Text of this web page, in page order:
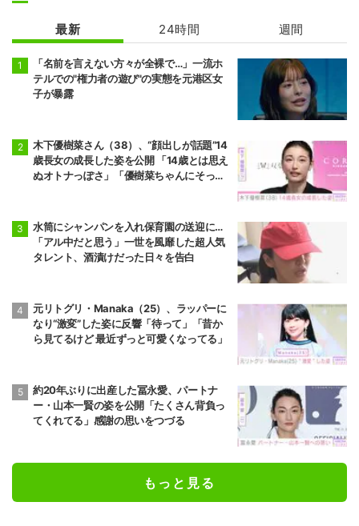
最新 24時間 週間
「名前を言えない方々が全裸で…」一流ホ
テルでの"権力者の遊び"の実態を元港区女
子が暴露
木下優樹菜さん（38）、“顔出しが話題”14
歳長女の成長した姿を公開 「14歳とは思え
ぬオトナっぽさ」「優樹菜ちゃんにそっく
水筒にシャンパンを入れ保育園の送迎に…
「アル中だと思う」一世を風靡した超人気
タレント、酒漬けだった日々を告白
元リトグリ・Manaka（25）、ラッパーに
なり“激変”した姿に反響「待って」「昔か
ら見てるけど 最近ずっと可愛くなってる」
約20年ぶりに出産した冨永愛、パートナ
ー・山本一賢の姿を公開「たくさん背負っ
てくれてる」感謝の思いをつづる
もっと見る